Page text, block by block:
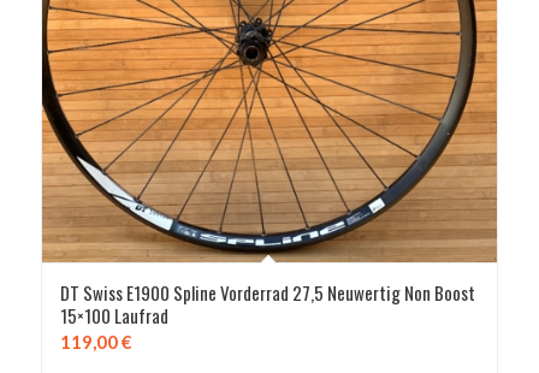
DT Swiss E1900 Spline Vorderrad 27,5 Neuwertig Non Boost
15×100 Laufrad
119,00€